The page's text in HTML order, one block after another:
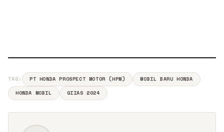
TAG: PT HONDA PROSPECT MOTOR (HPM)
MOBIL BARU HONDA
HONDA MOBIL
GIIAS 2024